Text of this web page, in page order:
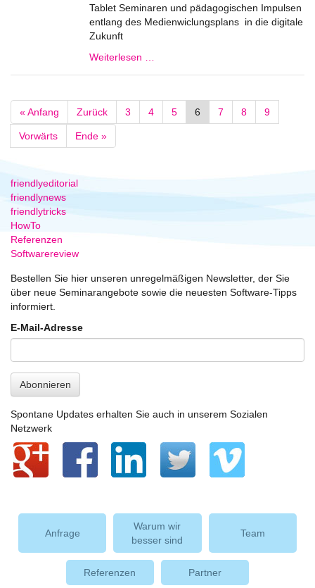
Tablet Seminaren und pädagogischen Impulsen
entlang des Medienwiclungsplans in die digitale
Zukunft
Weiterlesen …
« Anfang Zurück 3 4 5 6 7 8 9
Vorwärts Ende »
friendlyeditorial
friendlynews
friendlytricks
HowTo
Referenzen
Softwarereview
Bestellen Sie hier unseren unregelmäßigen Newsletter, der Sie
über neue Seminarangebote sowie die neuesten Software-Tipps
informiert.
E-Mail-Adresse
Abonnieren
Spontane Updates erhalten Sie auch in unserem Sozialen
Netzwerk
Anfrage
Warum wir
besser sind
Team
Referenzen Partner